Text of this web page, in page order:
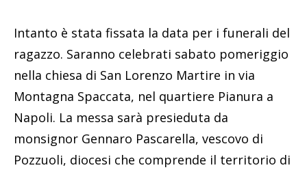
Intanto è stata fissata la data per i funerali del
ragazzo. Saranno celebrati sabato pomeriggio
nella chiesa di San Lorenzo Martire in via
Montagna Spaccata, nel quartiere Pianura a
Napoli. La messa sarà presieduta da
monsignor Gennaro Pascarella, vescovo di
Pozzuoli, diocesi che comprende il territorio di